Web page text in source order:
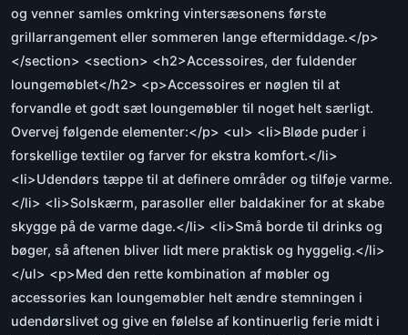
og venner samles omkring vintersæsonens første
grillarrangement eller sommeren lange eftermiddage.</p>
</section> <section> <h2>Accessoires, der fuldender
loungemøblet</h2> <p>Accessoires er nøglen til at
forvandle et godt sæt loungemøbler til noget helt særligt.
Overvej følgende elementer:</p> <ul> <li>Bløde puder i
forskellige textiler og farver for ekstra komfort.</li>
<li>Udendørs tæppe til at definere områder og tilføje varme.
</li> <li>Solskærm, parasoller eller baldakiner for at skabe
skygge på de varme dage.</li> <li>Små borde til drinks og
bøger, så aftenen bliver lidt mere praktisk og hyggelig.</li>
</ul> <p>Med den rette kombination af møbler og
accessories kan loungemøbler helt ændre stemningen i
udendørslivet og give en følelse af kontinuerlig ferie midt i